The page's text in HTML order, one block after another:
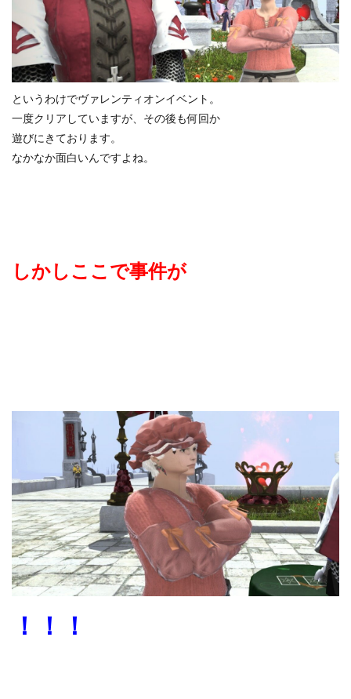
というわけでヴァレンティオンイベント。
一度クリアしていますが、その後も何回か
遊びにきております。
なかなか面白いんですよね。
しかしここで事件が
！！！